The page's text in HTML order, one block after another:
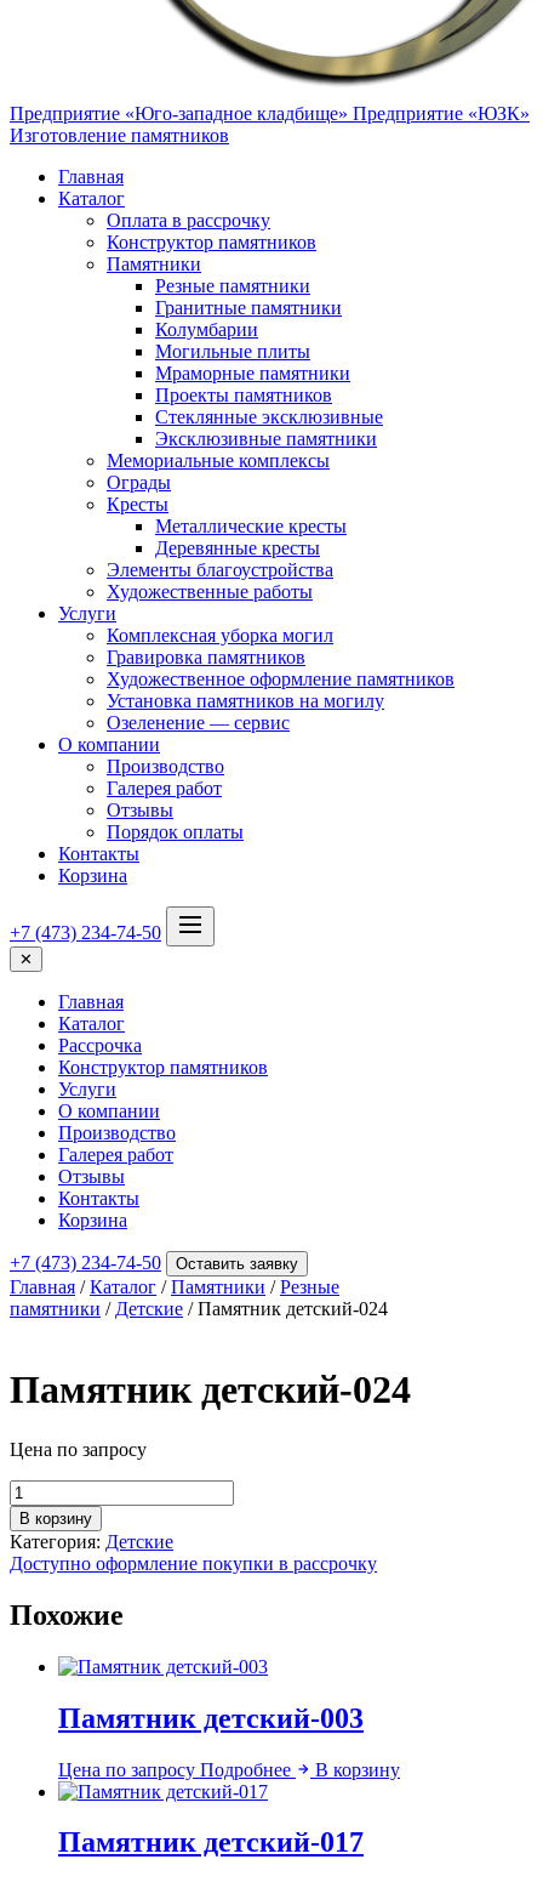
Предприятие «Юго-западное кладбище» Предприятие «ЮЗК»
Изготовление памятников
Главная
Каталог
Оплата в рассрочку
Конструктор памятников
Памятники
Резные памятники
Гранитные памятники
Колумбарии
Могильные плиты
Мраморные памятники
Проекты памятников
Стеклянные эксклюзивные
Эксклюзивные памятники
Мемориальные комплексы
Ограды
Кресты
Металлические кресты
Деревянные кресты
Элементы благоустройства
Художественные работы
Услуги
Комплексная уборка могил
Гравировка памятников
Художественное оформление памятников
Установка памятников на могилу
Озеленение — сервис
О компании
Производство
Галерея работ
Отзывы
Порядок оплаты
Контакты
Корзина
+7 (473) 234-74-50
✕
Главная
Каталог
Рассрочка
Конструктор памятников
Услуги
О компании
Производство
Галерея работ
Отзывы
Контакты
Корзина
+7 (473) 234-74-50 Оставить заявку
Главная /Каталог /Памятники /Резные
памятники / Детские / Памятник детский-024
Памятник детский-024
Цена по запросу
Количество
товара
Памятник
детский-024
В корзину
Категория: Детские
Доступно оформление покупки в рассрочку
Похожие
Памятник детский-003
Цена по запросу Подробнее В корзину
Памятник детский-017